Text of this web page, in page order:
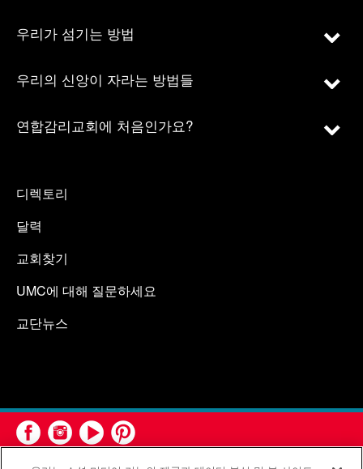
우리가 섬기는 방법
우리의 신앙이 자라는 방법들
연합감리교회에 처음인가요?
디렉토리
달력
교회찾기
UMC에 대해 질문하세요
교단뉴스